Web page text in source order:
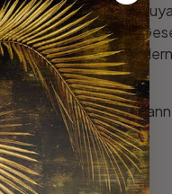
in Japan. Die
Sehen und
Strasse so
sowie die